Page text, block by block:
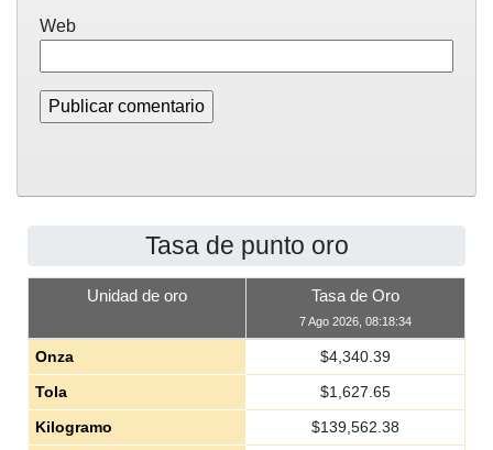
Web
Tasa de punto oro
Unidad de oro Tasa de Oro
7 Ago 2026, 08:18:34
Onza $4,340.39
Tola
$1,627.65
Kilogramo
$139,562.38